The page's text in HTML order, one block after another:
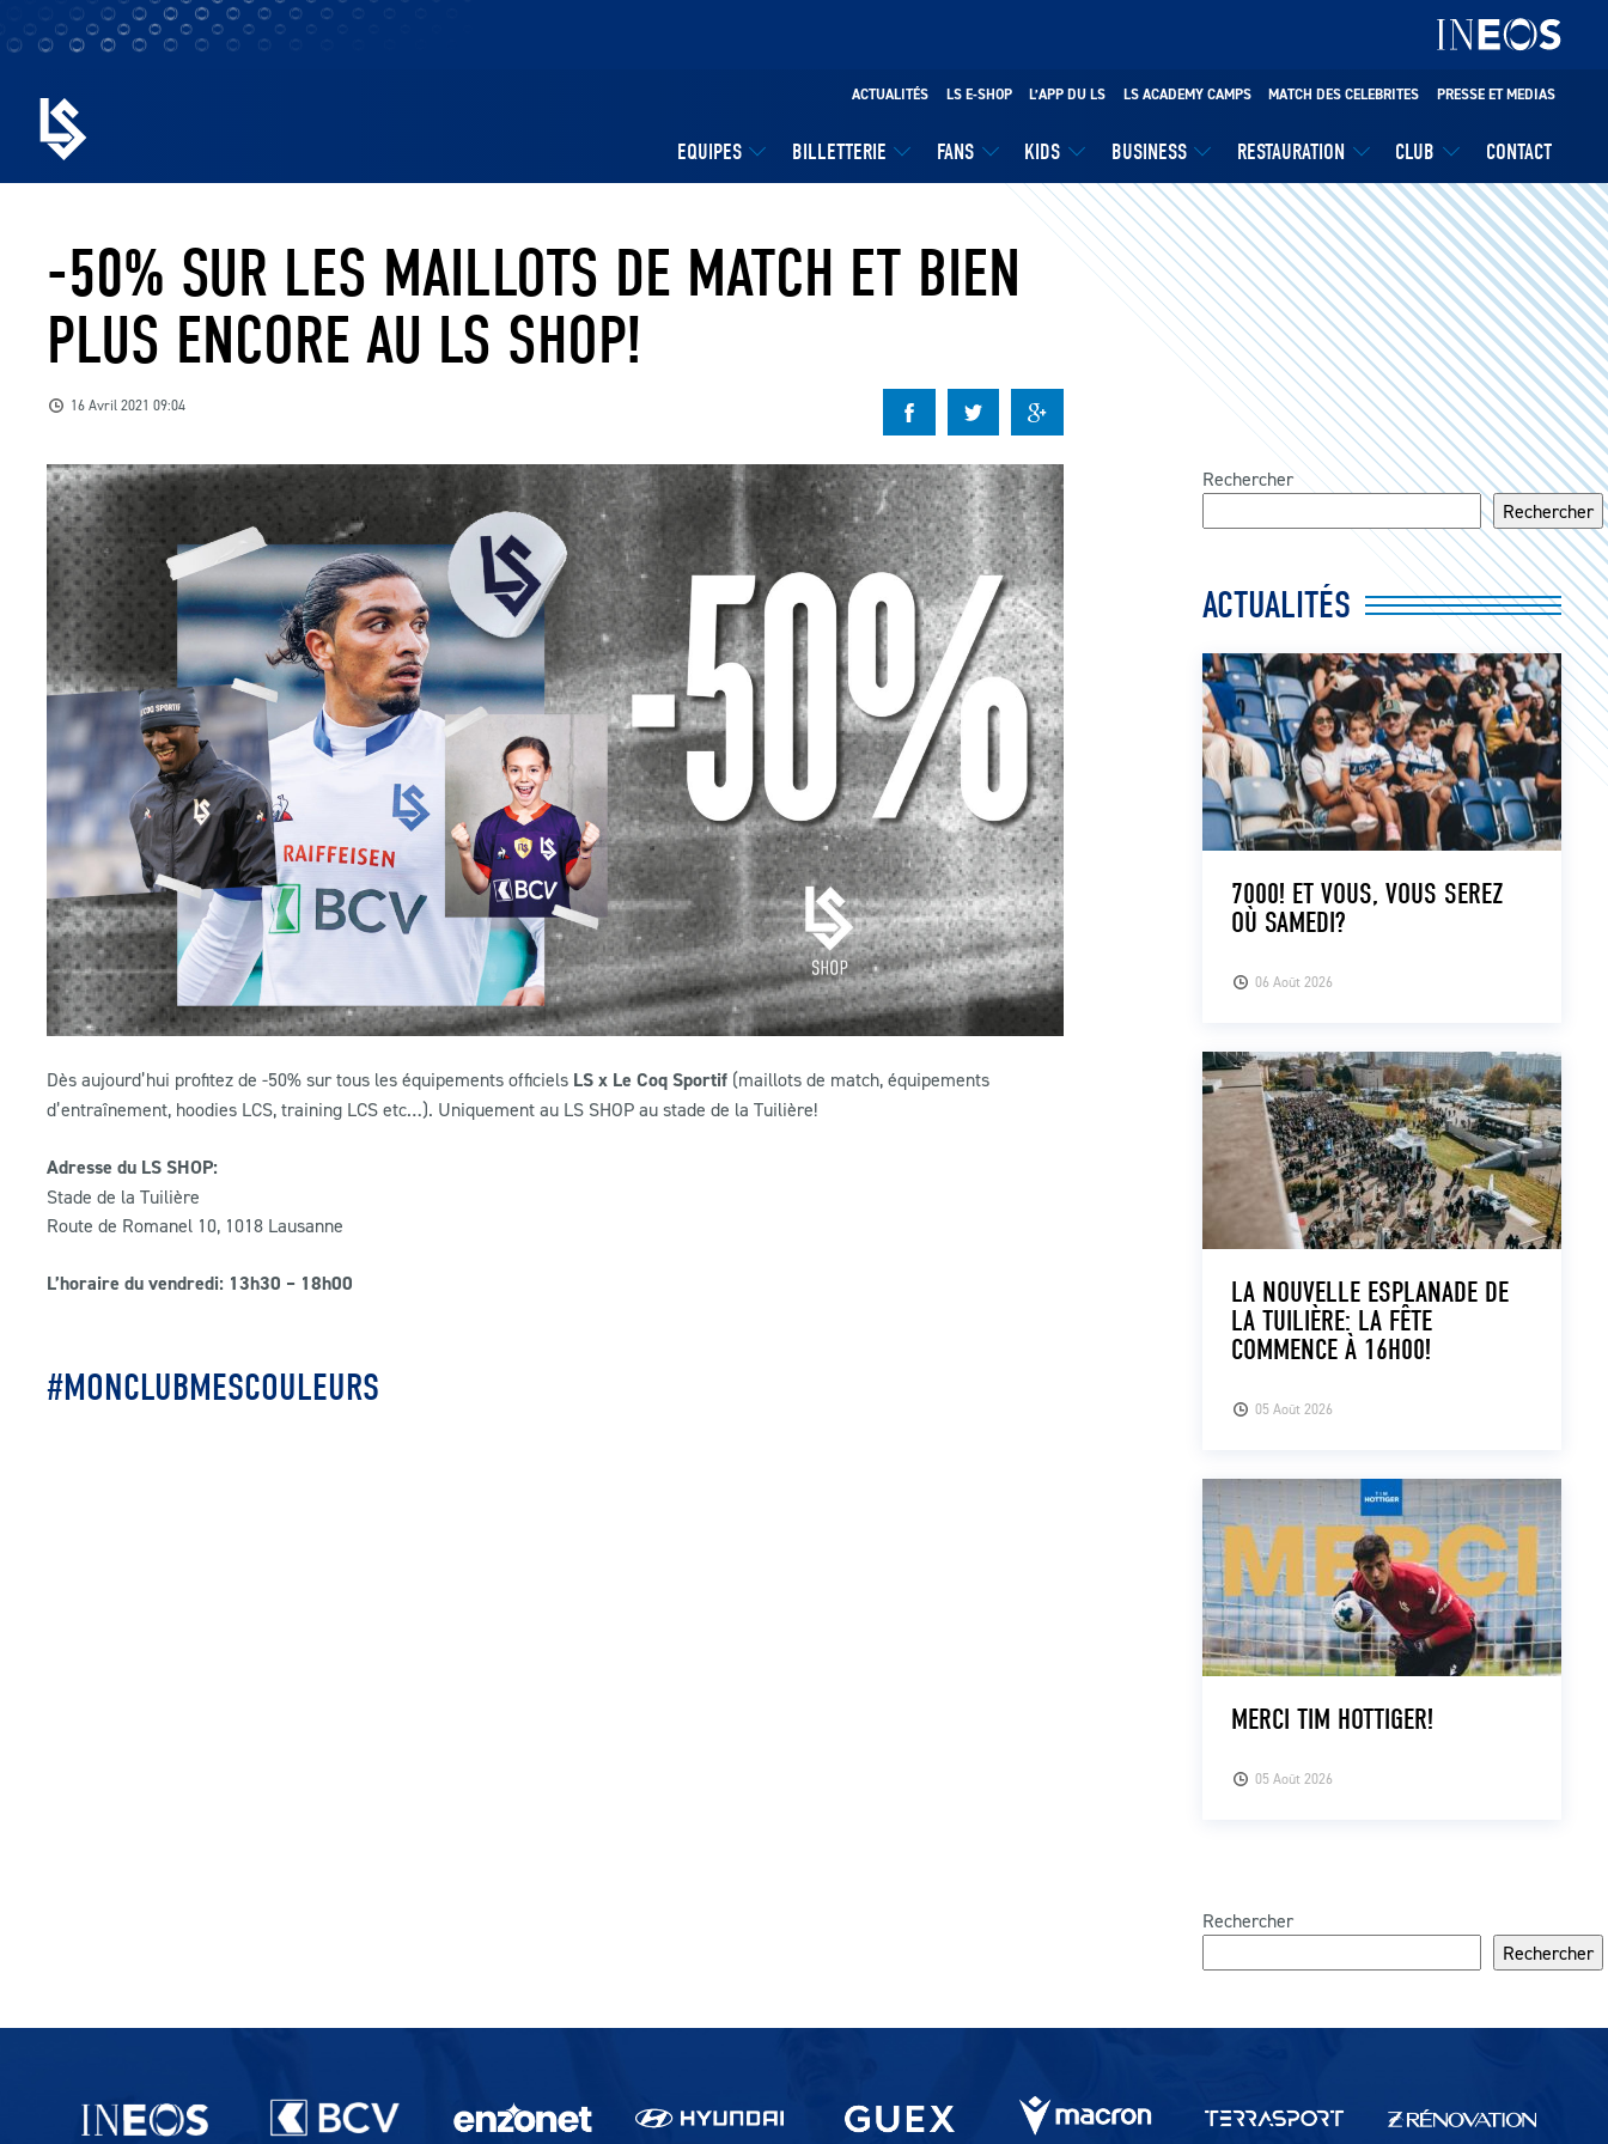
EQUIPES BILLETTERIE FANS KIDS BUSINESS RESTAURATION CLUB CONTACT
ACTUALITÉS LS E-SHOP L’APP DU LS LS ACADEMY CAMPS MATCH DES CELEBRITES PRESSE ET MEDIAS
-50% SUR LES MAILLOTS DE MATCH ET BIEN
PLUS ENCORE AU LS SHOP!
16 Avril 2021 09:04
Dès aujourd’hui profitez de -50% sur tous les équipements officiels LS x Le Coq Sportif (maillots de match, équipements
d’entraînement, hoodies LCS, training LCS etc…). Uniquement au LS SHOP au stade de la Tuilière!
Adresse du LS SHOP:
Stade de la Tuilière
Route de Romanel 10, 1018 Lausanne
L’horaire du vendredi: 13h30 – 18h00
#MONCLUBMESCOULEURS
Rechercher
Rechercher
ACTUALITÉS
06 Août 2026
7000! ET VOUS, VOUS SEREZ
OÙ SAMEDI?
05 Août 2026
LA NOUVELLE ESPLANADE DE
LA TUILIÈRE: LA FÊTE
COMMENCE À 16H00!
05 Août 2026
MERCI TIM HOTTIGER!
Rechercher
Rechercher
Partenaires du lausanne-Sport